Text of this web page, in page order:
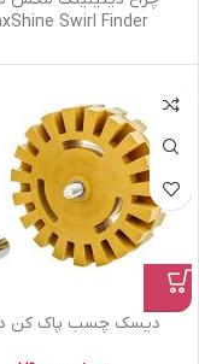
Swirl Finder
دیسک چسب پاک کن